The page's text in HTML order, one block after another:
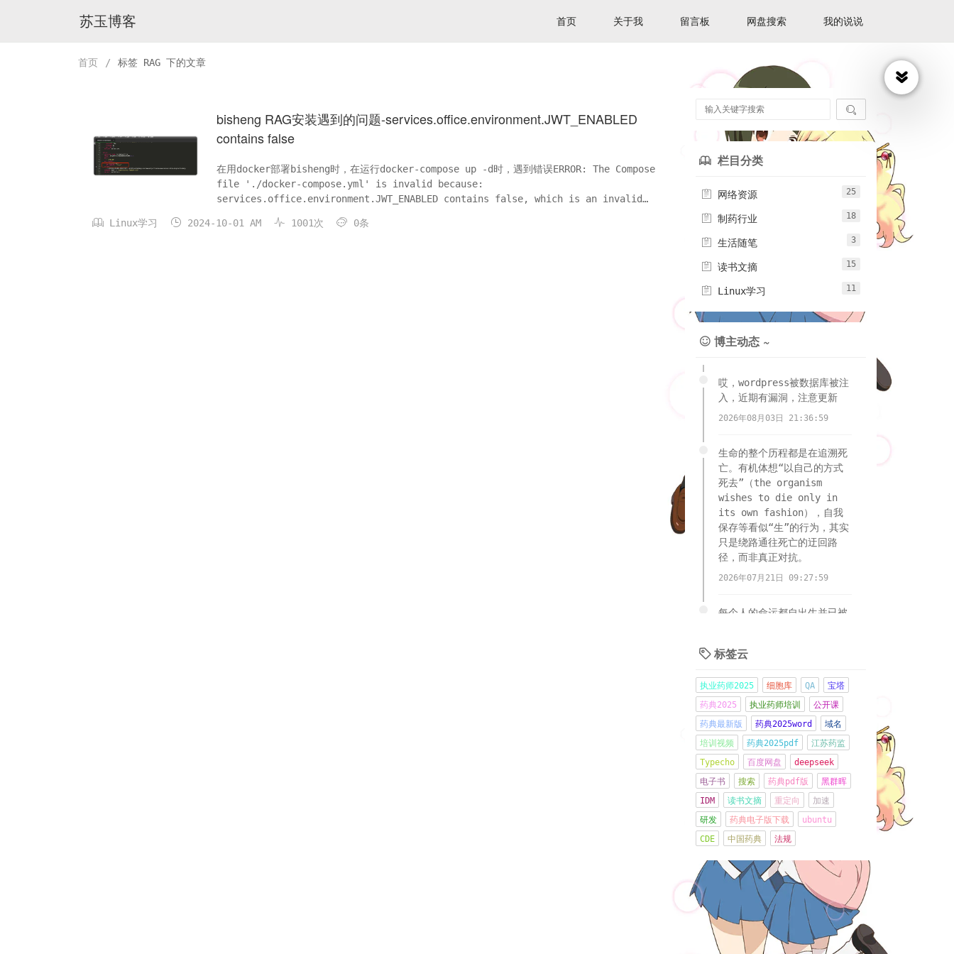
苏玉博客 首页 关于我 留言板 网盘搜索 我的说说
首页 / 标签 RAG 下的文章
bisheng RAG安装遇到的问题-services.office.environment.JWT_ENABLED
contains false
在用docker部署bisheng时，在运行docker-compose up -d时，遇到错误ERROR: The Compose
file './docker-compose.yml' is invalid because:
services.office.environment.JWT_ENABLED contains false, which is an invalid
 Linux学习  2024-10-01 AM  1001次  0条

 栏目分类
 网络资源 25
 制药行业 18
 生活随笔 3
 读书文摘 15
 Linux学习 11
 博主动态 ~
哎，wordpress被数据库被注
入，近期有漏洞，注意更新
2026年08月03日 21:36:59
生命的整个历程都是在追溯死
亡。有机体想“以自己的方式
死去”（the organism
wishes to die only in
its own fashion），自我
保存等看似“生”的行为，其实
只是绕路通往死亡的迂回路
径，而非真正对抗。
2026年07月21日 09:27:59
每个人的命运都自出生并已被
2026年07月03日 08:10:12
多个服务器遭到木马植入，挖
矿，跑流量，端口扫描，无语
啦。
2026年06月21日 08:57:16
现在CMO都好卷，交付物其实
都做的不好，因为太忙了
2026年06月08日 21:15:42
管住嘴
2026年06月01日 13:37:03
CRS-细胞因子释放综合征
Cytokine Release
Syndrome
2026年04月30日 13:16:48
 标签云
执业药师2025 细胞库 QA
宝塔
药典2025
执业药师培训
公开课
药典最新版
药典2025word
域名
培训视频
药典2025pdf
江苏药监
Typecho
百度网盘
deepseek
电子书
搜索 药典pdf版
黑群晖
IDM
读书文摘 重定向
加速
研发
药典电子版下载
ubuntu
CDE
中国药典 法规